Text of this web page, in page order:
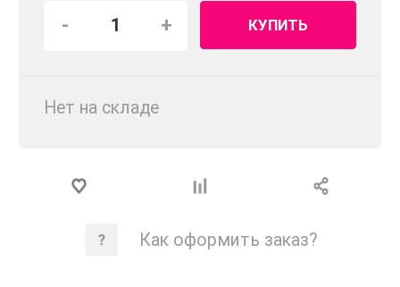
- + КУПИТЬ
Нет на складе
Как оформить заказ?